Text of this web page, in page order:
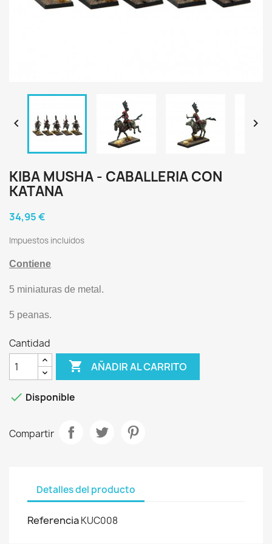
 
KIBA MUSHA - CABALLERIA CON
KATANA
34,95 €
Impuestos incluidos
Contiene
5 miniaturas de metal.
5 peanas.
Cantidad
 AÑADIR AL CARRITO
 Disponible
Compartir
Detalles del producto
ReferenciaKUC008